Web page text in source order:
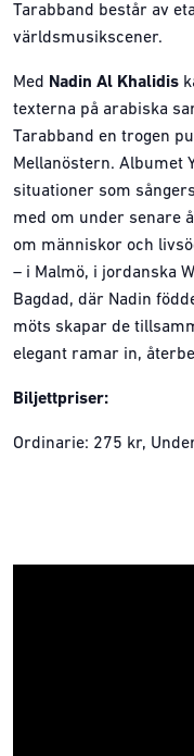
Tarabband består av
världsmusikscener.
Med Nadin Al Khalidis
texterna på arabiska
Tarabband en trogen
Mellanöstern. Albumet
situationer som
med om under senare
om människor och
– i Malmö, i jordanska
Bagdad, där Nadin
möts skapar de
elegant ramar in,
Biljettpriser:
Ordinarie: 275 kr,